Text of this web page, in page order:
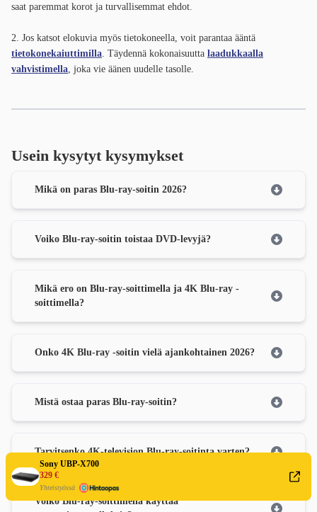
Sony UBP-X700
329 €
Yhteistyössä
saat paremmat korot ja turvallisemmat ehdot.
2. Jos katsot elokuvia myös tietokoneella, voit parantaa ääntä
tietokonekaiuttimilla . Täydennä kokonaisuutta laadukkaalla
vahvistimella , joka vie äänen uudelle tasolle.
Usein kysytyt kysymykset
Mikä on paras Blu-ray-soitin 2026?
Voiko Blu-ray-soitin toistaa DVD-levyjä?
Mikä ero on Blu-ray-soittimella ja 4K Blu-ray -
soittimella?
Onko 4K Blu-ray -soitin vielä ajankohtainen 2026?
Mistä ostaa paras Blu-ray-soitin?
Tarvitsenko 4K-television Blu-ray-soitinta varten?
Voiko Blu-ray-soittimella käyttää